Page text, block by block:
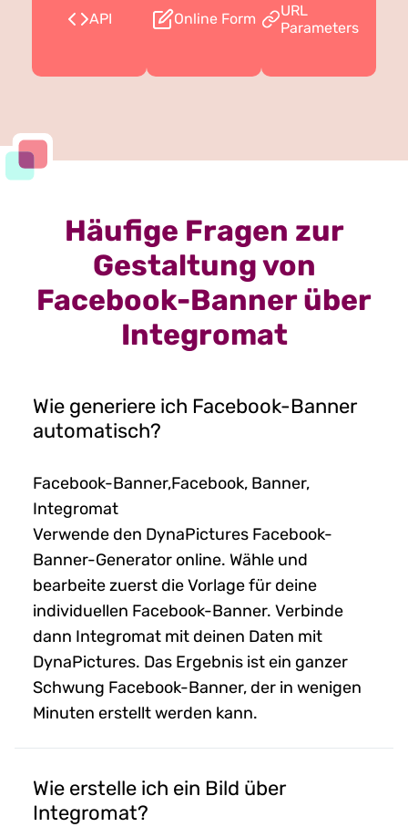
API Online Form
URL
Parameters
Häufige Fragen zur
Gestaltung von
Facebook-Banner über
Integromat
Wie generiere ich Facebook-Banner
automatisch?
Facebook-Banner,Facebook, Banner,
Integromat
Verwende den DynaPictures Facebook-
Banner-Generator online. Wähle und
bearbeite zuerst die Vorlage für deine
individuellen Facebook-Banner. Verbinde
dann Integromat mit deinen Daten mit
DynaPictures. Das Ergebnis ist ein ganzer
Schwung Facebook-Banner, der in wenigen
Minuten erstellt werden kann.
Wie erstelle ich ein Bild über
Integromat?